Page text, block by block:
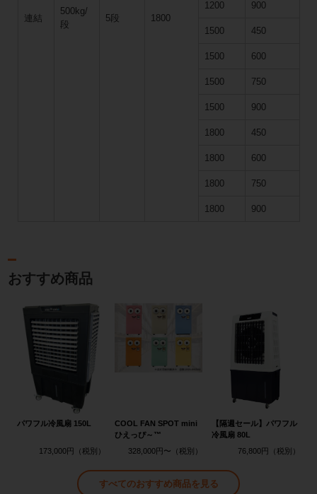
連結
500kg/
段
5段 1800
1200 900
1500 450
1500 600
1500 750
1500 900
1800 450
1800 600
1800 750
1800 900
おすすめ商品
パワフル冷風扇 150L
173,000円
COOL FAN SPOT mini
ひえっぴ～™
328,000円〜
【隔週セール】パワフル
冷風扇 80L
76,800円
すべてのおすすめ商品を見る